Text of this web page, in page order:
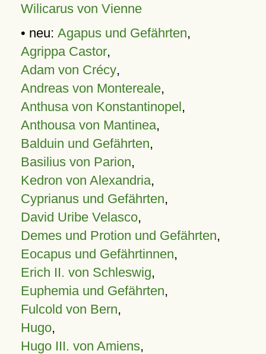
Wilicarus von Vienne
• neu: Agapus und Gefährten,
Agrippa Castor,
Adam von Crécy,
Andreas von Montereale,
Anthusa von Konstantinopel,
Anthousa von Mantinea,
Balduin und Gefährten,
Basilius von Parion,
Kedron von Alexandria,
Cyprianus und Gefährten,
David Uribe Velasco,
Demes und Protion und Gefährten,
Eocapus und Gefährtinnen,
Erich II. von Schleswig,
Euphemia und Gefährten,
Fulcold von Bern,
Hugo,
Hugo III. von Amiens,